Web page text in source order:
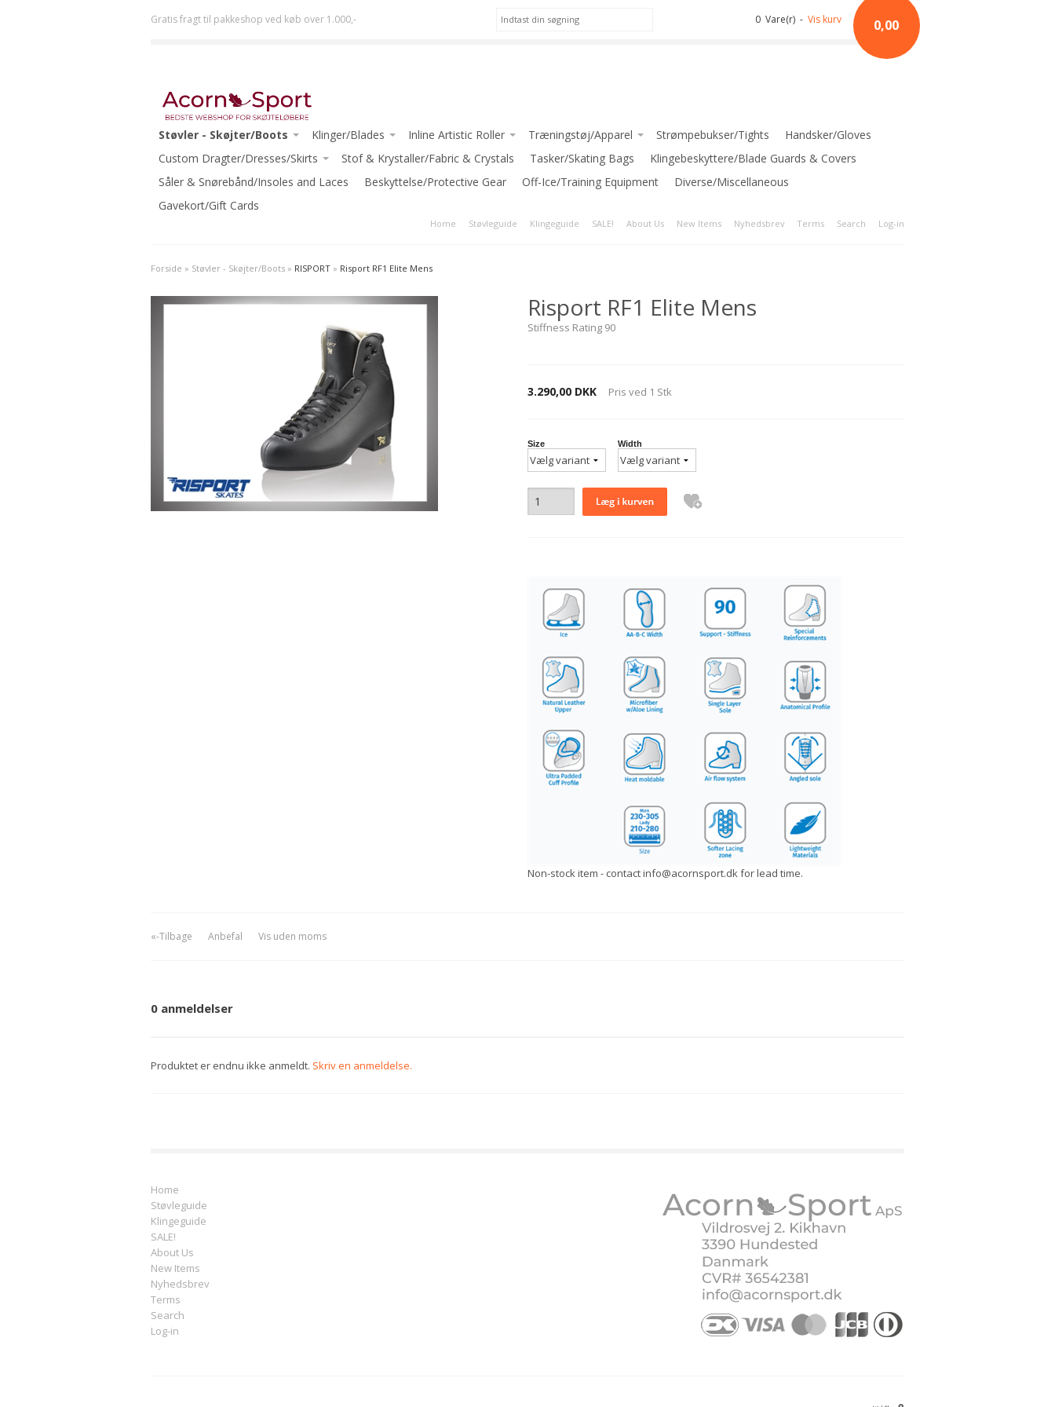
Gratis fragt til pakkeshop ved køb over 1.000,- 0 Vare(r) - Vis kurv 0,00
Støvler - Skøjter/Boots
JACKSON
RISPORT
GRAF
AURA
-Beginner Skates
Klinger/Blades
ULTIMA (Jackson)
JOHN WILSON
-Intermediate Blades
-Advanced Blades
-Ice Dance Blades
Inline Artistic Roller
Pic Skates-Roller
Jackson Atom Roller
Træningstøj/Apparel
*Apparel for GIRLS
*Apparel for LADIES
INTERMEZZO
-Klub Jakker / Club Jackets
Strømpebukser/Tights
Handsker/Gloves
Custom Dragter/Dresses/Skirts
ACORN DRESSES ONE-OF-A-KIND
READY TO WEAR
Stof & Krystaller/Fabric & Crystals Tasker/Skating Bags
Klingebeskyttere/Blade Guards & Covers
Såler & Snørebånd/Insoles and Laces
Beskyttelse/Protective Gear Off-Ice/Training Equipment
Diverse/Miscellaneous
Gavekort/Gift Cards
Home Støvleguide Klingeguide SALE! About Us New Items Nyhedsbrev Terms Search Log-in
Forside » Støvler - Skøjter/Boots » RISPORT » Risport RF1 Elite Mens
Risport RF1 Elite Mens
Stiffness Rating 90
3.290,00 DKK Pris ved 1 Stk
Size Width
Non-stock item - contact info@acornsport.dk for lead time.
«-Tilbage Anbefal Vis uden moms
0 anmeldelser
Produktet er endnu ikke anmeldt. Skriv en anmeldelse.
Home
Støvleguide
Klingeguide
SALE!
About Us
New Items
Nyhedsbrev
Terms
Search
Log-in